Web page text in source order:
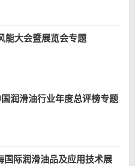
能大会暨展览会专题
润滑油行业年度总评榜专题
国际润滑油品及应用技术展